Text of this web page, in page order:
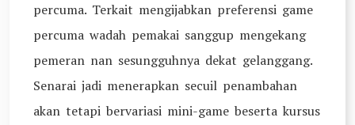
percuma. Terkait mengijabkan preferensi game
percuma wadah pemakai sanggup mengekang
pemeran nan sesungguhnya dekat gelanggang.
Senarai jadi menerapkan secuil penambahan
akan tetapi bervariasi mini-game beserta kursus